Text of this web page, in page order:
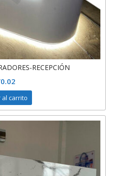
RECEPCIÓN
0.02
al carrito